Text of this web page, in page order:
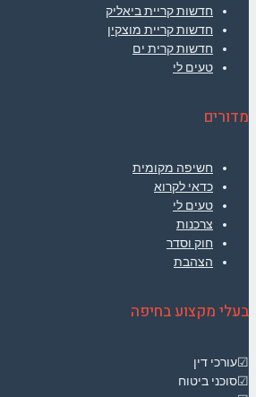
חדשות קריית ביאליק
חדשות קריית מוצקין
חדשות קרית ים
טעים לי
מדורים
חשיפה מקומית
כדאי לקרוא
טעים לי
צרכנות
חוק וסדר
הצהבת
בעלי מקצוע בחיפה
☑עורכי דין
☑סוכני ביטוח